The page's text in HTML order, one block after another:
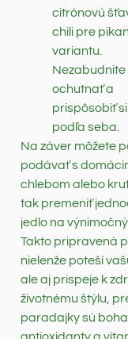
citrónovú
chili pre
variantu.
Nezabudnite
ochutnať a
prispôsobiť
podľa seba.
Na záver môžete
podávať s
chlebom alebo
tak premeniť
jedlo na výnimočný
Takto pripravená
nielenže poteší
ale aj prispeje k
životnému štýlu,
paradajky sú
antioxidanty a